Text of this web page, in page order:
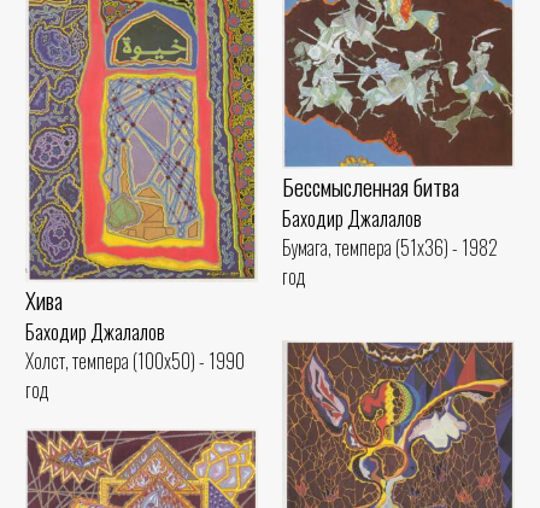
Хива
Баходир Джалалов
Холст, темпера (100x50) - 1990
год
Бессмысленная битва
Баходир Джалалов
Бумага, темпера (51x36) - 1982
год